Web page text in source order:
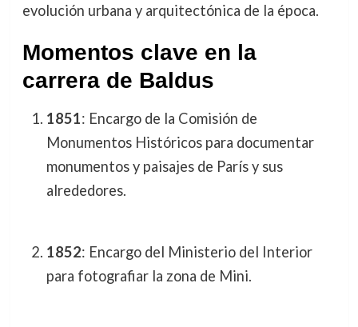
evolución urbana y arquitectónica de la época.
Momentos clave en la
carrera de Baldus
1851: Encargo de la Comisión de
Monumentos Históricos para documentar
monumentos y paisajes de París y sus
alrededores.
1852: Encargo del Ministerio del Interior
para fotografiar la zona de Mini.